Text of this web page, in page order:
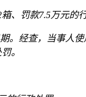
、罚款7.5万元的
。经查，当事人
。